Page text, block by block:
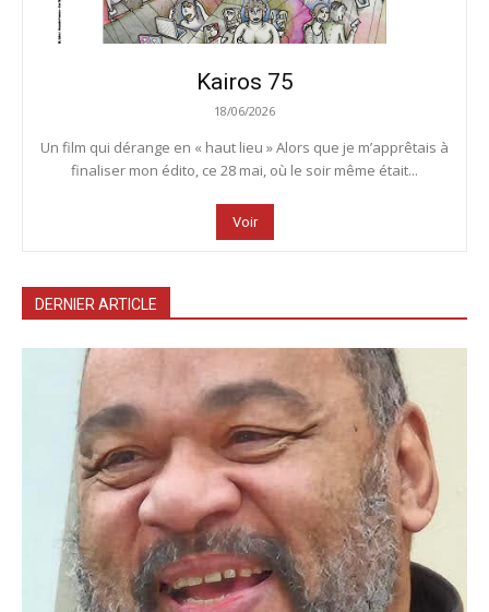
Kairos 75
18/06/2026
Un film qui dérange en « haut lieu » Alors que je m’apprêtais à
finaliser mon édito, ce 28 mai, où le soir même était...
Voir
DERNIER ARTICLE